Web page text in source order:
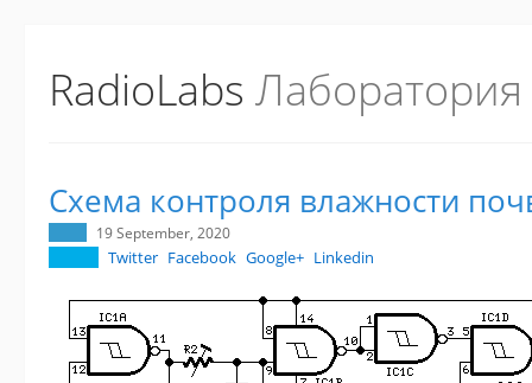
RadioLabs
Схема контроля влажности
19 September, 2020
Twitter Facebook Google+ Linkedin